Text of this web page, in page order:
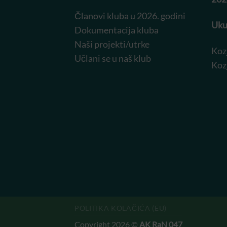
Članovi kluba u 2026. godini
Dokumentacija kluba
Naši projekti/utrke
Učlani se u naš klub
Copyright 2026 © AK RaN 047